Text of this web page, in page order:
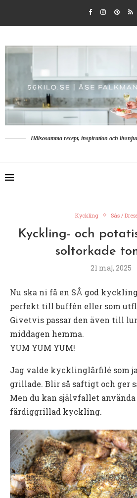
Hälsosamma recept, inspiration och
Kyckling Sås /
Kyckling- och
soltorkade
21 maj, 2025
Nu ska ni få en SÅ god
perfekt till buffén eller som
Givetvis passar den även till
middagen hemma.
YUM YUM YUM!
Jag valde kycklinglårfilé som
grillade. Blir så saftigt och ger
Men du kan självfallet
färdiggrillad kyckling.